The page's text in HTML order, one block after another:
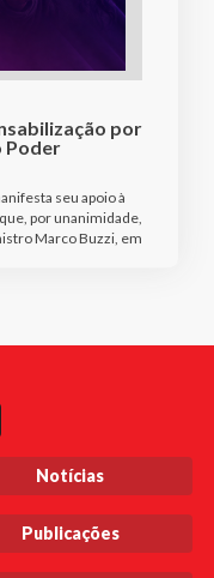
por
Poder
seu apoio à
por unanimidade,
Marco Buzzi, em
Notícias
Publicações